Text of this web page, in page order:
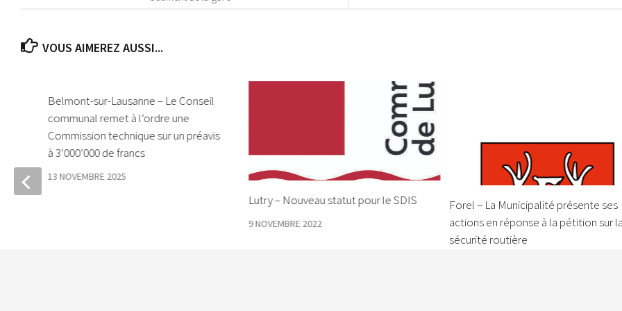
VOUS AIMEREZ AUSSI...
Lutry – Nouveau statut pour le SDIS
9 NOVEMBRE 2022
Forel – La Municipalité présente ses
actions en réponse à la pétition sur la
sécurité routière
Belmont-sur-Lausanne – Le Conseil
communal remet à l’ordre une
Commission technique sur un préavis
à 3’000’000 de francs
13 NOVEMBRE 2025